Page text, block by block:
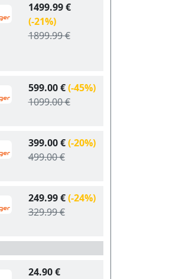
1499.99 €
(-21%)
1899.99 €
599.00 €(-45%)
1099.00 €
399.00 €(-20%)
499.00 €
249.99 €(-24%)
329.99 €
24.90 €